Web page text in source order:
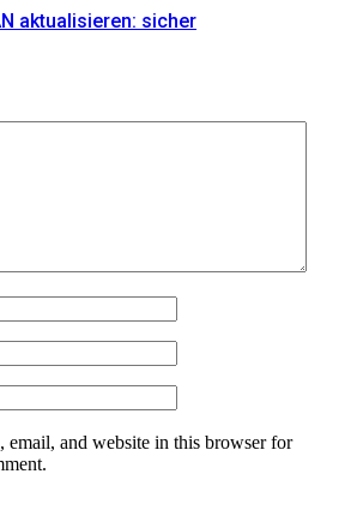
aktualisieren: sicher
email, and website in this browser for